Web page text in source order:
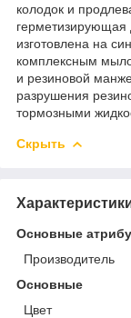
колодок и
изготовлена на
комплексным
и резиновой
разрушения
тормозными
Скрыть
Основные
Производитель
Основные
Цвет